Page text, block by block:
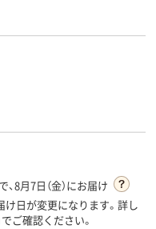
8月7日（金）にお届け
日が変更になります。詳し
ご確認ください。